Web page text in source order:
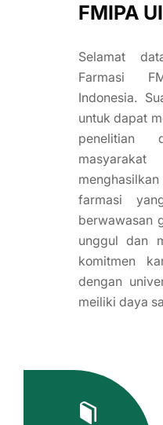
FMIPA
Selamat
Farmasi
Indonesia.
untuk dapat
penelitian
farmasi
berwawasan
unggul dan
komitmen
dengan
meiliki daya